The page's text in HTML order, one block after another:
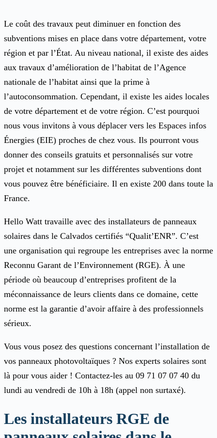
Le coût des travaux peut diminuer en fonction des
subventions mises en place dans votre département, votre
région et par l’État. Au niveau national, il existe des aides
aux travaux d’amélioration de l’habitat de l’Agence
nationale de l’habitat ainsi que la prime à
l’autoconsommation. Cependant, il existe les aides locales
de votre département et de votre région. C’est pourquoi
nous vous invitons à vous déplacer vers les Espaces infos
Énergies (EIE) proches de chez vous. Ils pourront vous
donner des conseils gratuits et personnalisés sur votre
projet et notamment sur les différentes subventions dont
vous pouvez être bénéficiaire. Il en existe 200 dans toute la
France.
Hello Watt travaille avec des installateurs de panneaux
solaires dans le Calvados certifiés “Qualit’ENR”. C’est
une organisation qui regroupe les entreprises avec la norme
Reconnu Garant de l’Environnement (RGE). À une
période où beaucoup d’entreprises profitent de la
méconnaissance de leurs clients dans ce domaine, cette
norme est la garantie d’avoir affaire à des professionnels
sérieux.
Vous vous posez des questions concernant l’installation de
vos panneaux photovoltaïques ? Nos experts solaires sont
là pour vous aider ! Contactez-les au 09 71 07 07 40 du
lundi au vendredi de 10h à 18h (appel non surtaxé).
Les installateurs RGE de